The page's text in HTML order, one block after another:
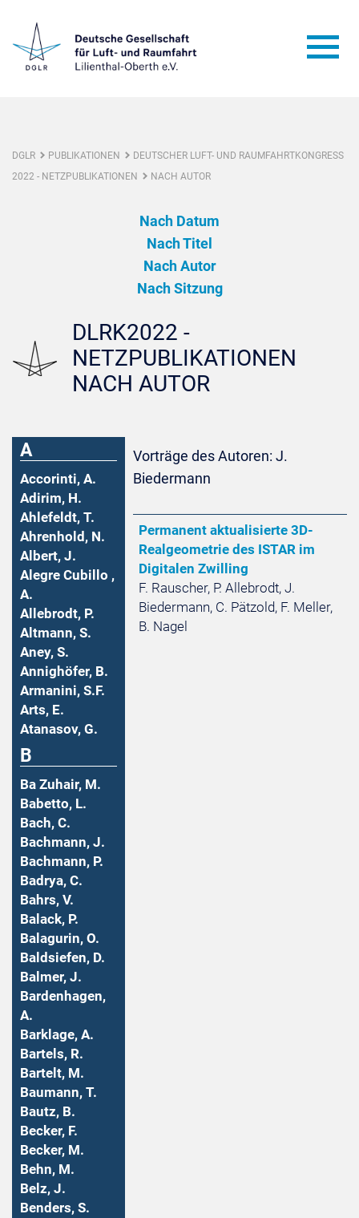
DGLR PUBLIKATIONEN
DEUTSCHER LUFT- UND RAUMFAHRTKONGRESS
2022 - NETZPUBLIKATIONEN
NACH AUTOR
Nach Datum
Nach Titel
Nach Autor
Nach Sitzung
DLRK2022 -
NETZPUBLIKATIONEN
NACH AUTOR
A
Accorinti, A.
Adirim, H.
Ahlefeldt, T.
Ahrenhold, N.
Albert, J.
Alegre Cubillo ,
A.
Allebrodt, P.
Altmann, S.
Aney, S.
Annighöfer, B.
Armanini, S.F.
Arts, E.
Atanasov, G.
B
Ba Zuhair, M.
Babetto, L.
Bach, C.
Bachmann, J.
Bachmann, P.
Badrya, C.
Bahrs, V.
Balack, P.
Balagurin, O.
Baldsiefen, D.
Balmer, J.
Bardenhagen,
A.
Barklage, A.
Bartels, R.
Bartelt, M.
Baumann, T.
Bautz, B.
Becker, F.
Becker, M.
Behn, M.
Belz, J.
Benders, S.
Vorträge des Autoren: J.
Biedermann
Permanent aktualisierte 3D-
Realgeometrie des ISTAR im
Digitalen Zwilling
F. Rauscher, P. Allebrodt, J.
Biedermann, C. Pätzold, F. Meller,
B. Nagel